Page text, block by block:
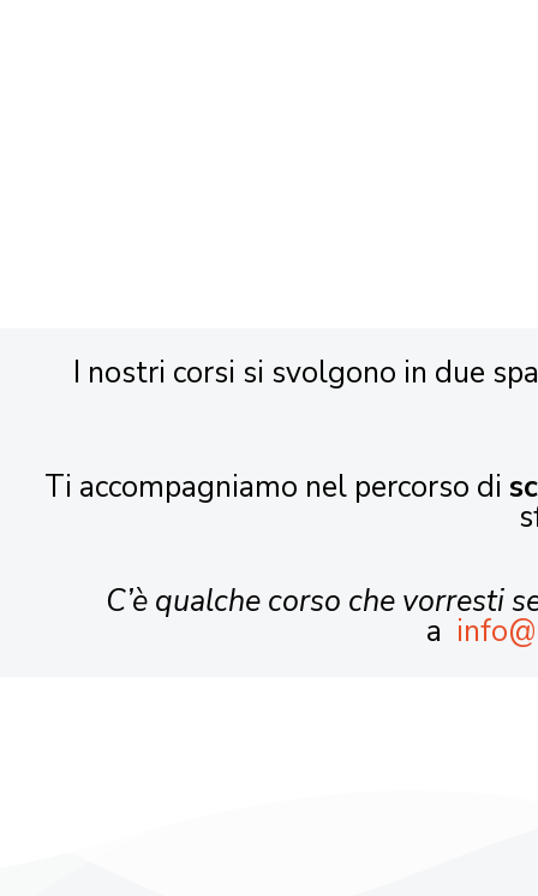
I nostri corsi si svolgono in due
Ti accompagniamo nel percorso di
C’è qualche corso che vorresti
a